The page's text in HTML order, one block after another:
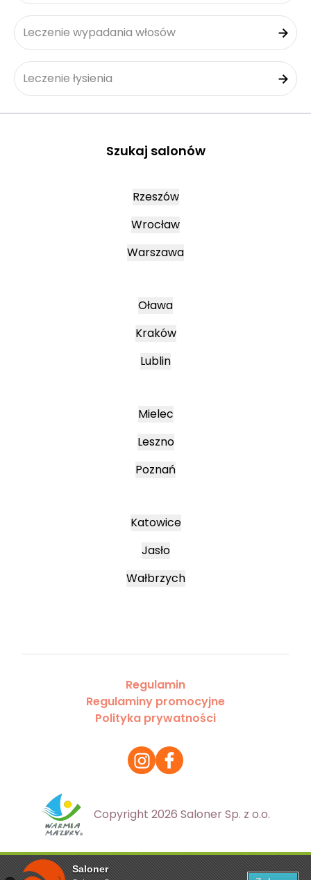
Saloner
Leczenie wypadania włosów
Leczenie łysienia
Szukaj salonów
Rzeszów
Wrocław
Warszawa
Oława
Kraków
Lublin
Mielec
Leszno
Poznań
Katowice
Jasło
Wałbrzych
Regulamin
Regulaminy promocyjne
Polityka prywatności
Copyright 2026 Saloner Sp. z o.o.